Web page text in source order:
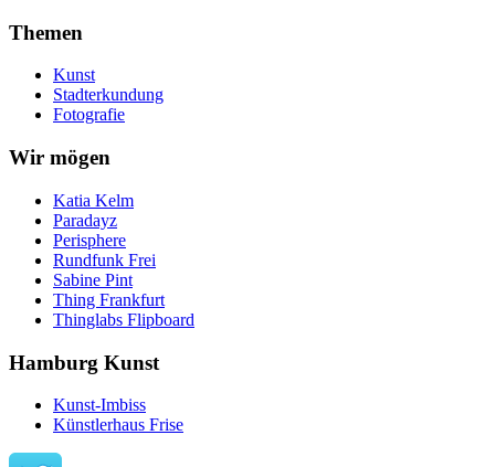
Themen
Kunst
Stadterkundung
Fotografie
Wir mögen
Katia Kelm
Paradayz
Perisphere
Rundfunk Frei
Sabine Pint
Thing Frankfurt
Thinglabs Flipboard
Hamburg Kunst
Kunst-Imbiss
Künstlerhaus Frise